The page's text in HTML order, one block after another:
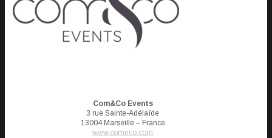
Com&Co Events
3 rue Sainte-Adélaïde
13004 Marseille – France
www.comnco.com